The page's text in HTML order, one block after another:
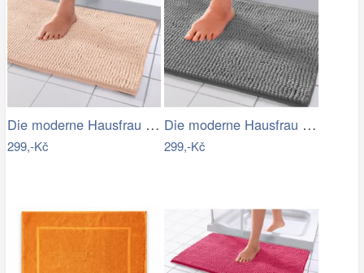
Die moderne Hausfrau Koupelnová…
299,-Kč
Die moderne Hausfrau Koupelnová…
299,-Kč